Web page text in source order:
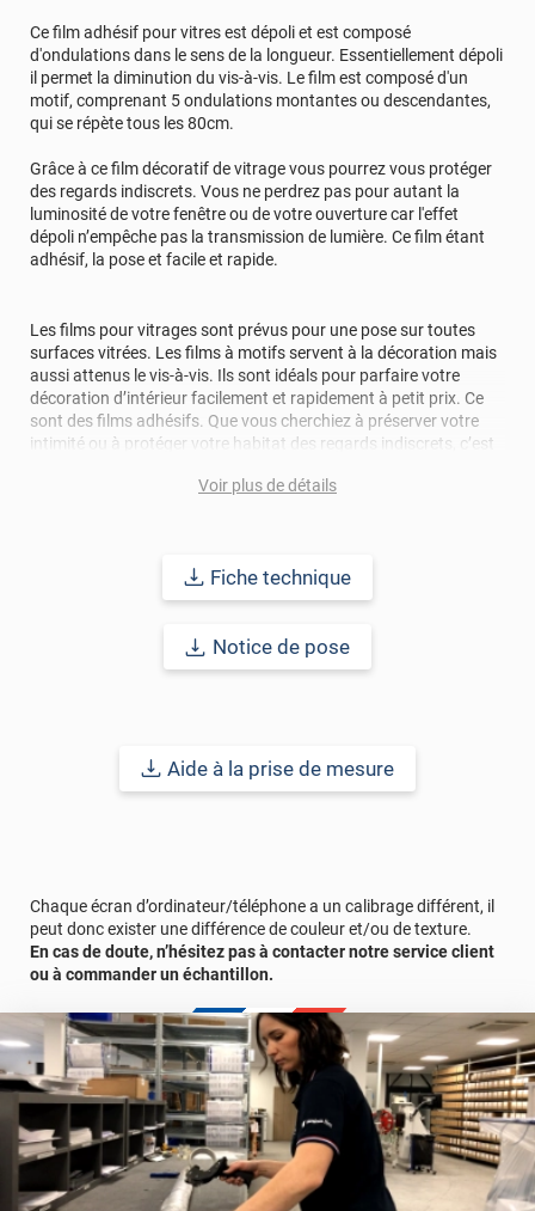
Ce film adhésif pour vitres est dépoli et est composé
d'ondulations dans le sens de la longueur. Essentiellement dépoli
il permet la diminution du vis-à-vis. Le film est composé d'un
motif, comprenant 5 ondulations montantes ou descendantes,
qui se répète tous les 80cm.
Grâce à ce film décoratif de vitrage vous pourrez vous protéger
des regards indiscrets. Vous ne perdrez pas pour autant la
luminosité de votre fenêtre ou de votre ouverture car l'effet
dépoli n’empêche pas la transmission de lumière. Ce film étant
adhésif, la pose et facile et rapide.
Les films pour vitrages sont prévus pour une pose sur toutes
surfaces vitrées. Les films à motifs servent à la décoration mais
aussi attenus le vis-à-vis. Ils sont idéals pour parfaire votre
décoration d’intérieur facilement et rapidement à petit prix. Ce
sont des films adhésifs. Que vous cherchiez à préserver votre
intimité ou à protéger votre habitat des regards indiscrets, c’est
transformer l’atmosphère d’une pièce pour la rendre plus
attrayante, source de confort.
• Traitement anti-rayure
Durabilité: 10 ans pour une application verticale en Europe
Centrale en intérieur.
n’hésitez pas à nous contacter pour une demande d’échantillon
gratuit.
La surface à coller doit être exempte de poussière, de graisse ou
de tout autre contaminant. Certains matériaux comme le
polycarbonate peuvent générer des problèmes de bullage. Un
test de compatibilité est donc recommandé.
Référence produit :DECO521i
Voir plus de détails
Fiche technique
Notice de pose
Aide à la prise de mesure
Chaque écran d’ordinateur/téléphone a un calibrage différent, il
peut donc exister une différence de couleur et/ou de texture.
En cas de doute, n’hésitez pas à contacter notre service client
ou à commander un échantillon.